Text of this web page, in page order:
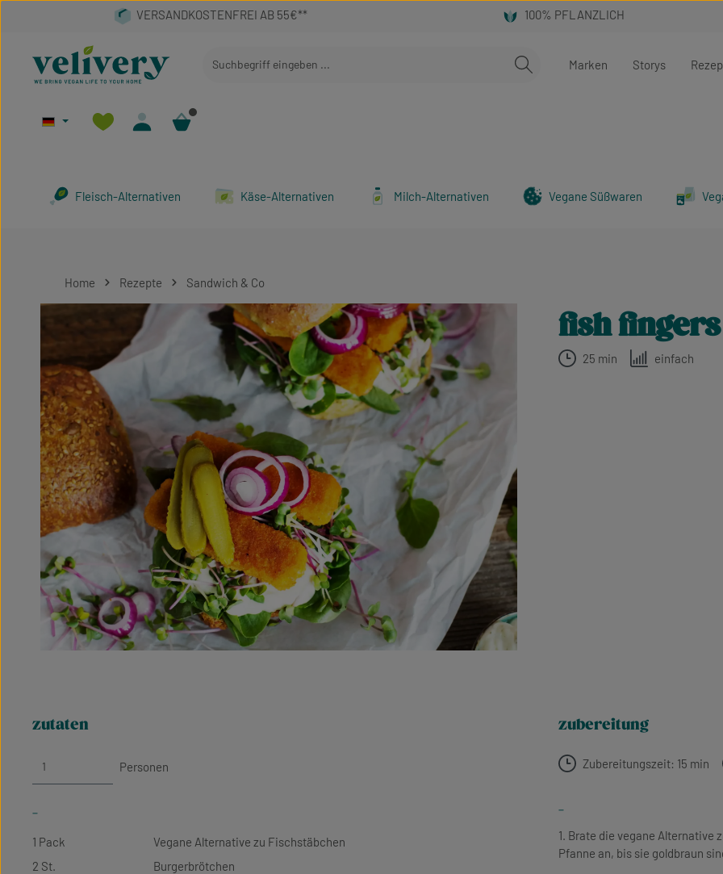
Hauptinhalt springen
Zur Suche springen
Zur Hauptnavigation springen
Marken
Storys
Fleisch-Alternativen Käse-Alternativen Milch-Alternativen Vegane Süßwaren
Home Rezepte Sandwich & Co
Bildergalerie überspringen fish
25 min einfach
zutaten
Personen
-
1 Pack
Vegane Alternative zu Fischstäbchen
2 St.
Burgerbrötchen
zubereitung
Zubereitungszeit: 15 min
-
1. Brate die vegane Alternative
Pfanne an, bis sie goldbraun